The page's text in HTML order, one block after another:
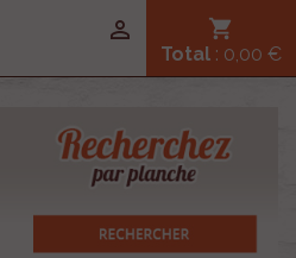
shopping_cart
Total : 0,00 €
